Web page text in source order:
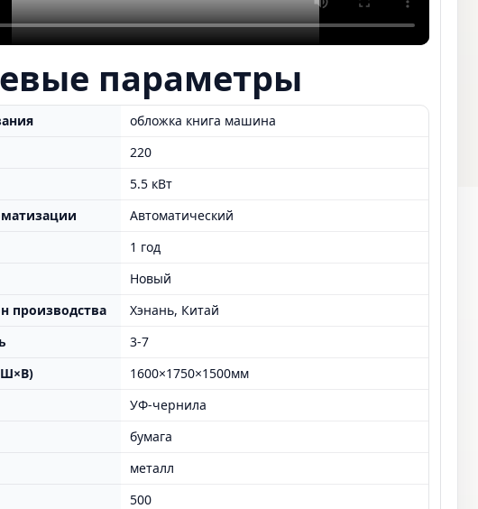
параметры
обложка книга машина
220
5.5 кВт
Автоматический
1 год
Новый
производства
Хэнань, Китай
3-7
1600×1750×1500мм
УФ-чернила
бумага
металл
500